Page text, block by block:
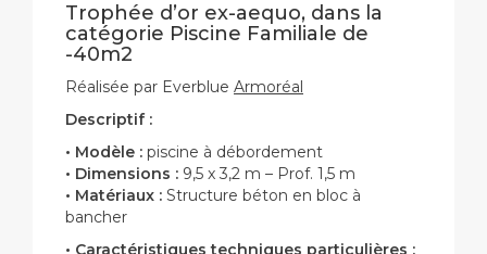
Trophée d’or ex-aequo, dans la
catégorie Piscine Familiale de
-40m2
Réalisée par Everblue Armoréal
Descriptif :
• Modèle : piscine à débordement
• Dimensions : 9,5 x 3,2 m – Prof. 1,5 m
• Matériaux : Structure béton en bloc à
bancher
• Caractéristiques techniques particulières :